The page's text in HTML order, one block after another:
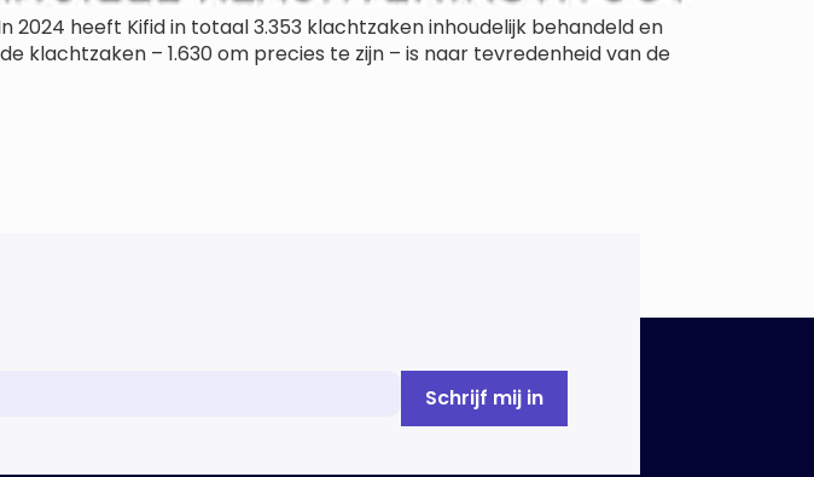
heeft Kifid in totaal 3.353 klachtzaken inhoudelijk behandeld en
klachtzaken – 1.630 om precies te zijn – is naar tevredenheid van de